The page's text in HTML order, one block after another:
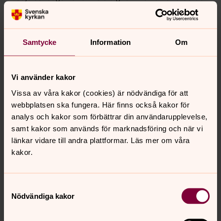
Samtycke Information Om
Vi använder kakor
Vissa av våra kakor (cookies) är nödvändiga för att
webbplatsen ska fungera. Här finns också kakor för
analys och kakor som förbättrar din användarupplevelse,
samt kakor som används för marknadsföring och när vi
länkar vidare till andra plattformar. Läs mer om våra
kakor.
Nödvändiga kakor
återfunnen
Fjärde söndagen efter trefaldighet - temaAtt inte
döma.
Apostladagen
Sjätte söndagen efter trefaldighet - tema
Kristi Förklarings dag
Åttonde söndagen efter trefaldighet - temaAndlig
klarsyn
Nionde söndagen efter trefaldighet - temaGoda
förvaltare
Elfte söndagen efter trefaldighet - tema
Tro och liv
Friheten i